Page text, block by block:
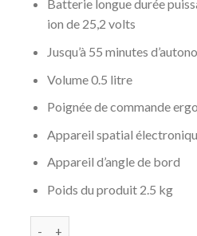
Batterie longue durée
ion de 25,2 volts
Jusqu’à 55 minutes
Volume0.5 litre
Poignée de commande
Appareil spatial
Appareil d’angle de bord
Poids du produit 2.5 kg